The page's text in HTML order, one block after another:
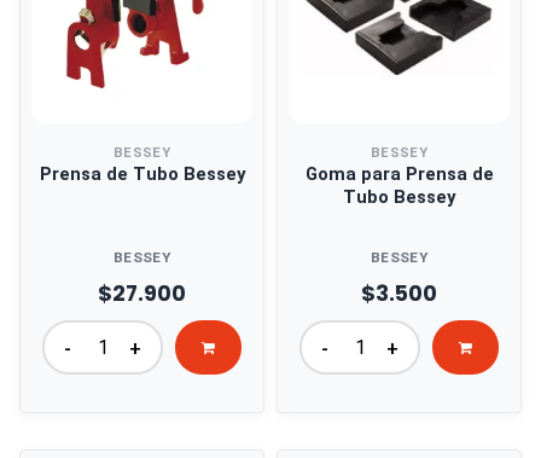
BESSEY
Prensa de Tubo Bessey
BESSEY
$27.900
- +
BESSEY
Goma para Prensa de
Tubo Bessey
BESSEY
$3.500
- +